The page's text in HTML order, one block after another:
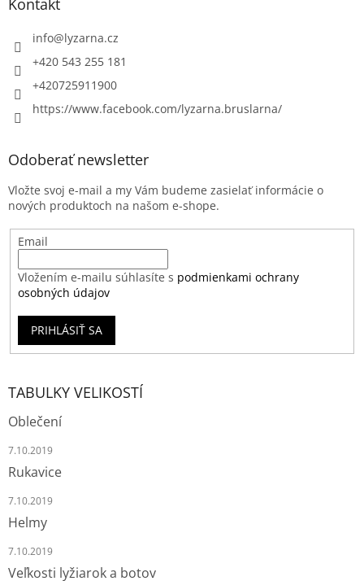
Kontakt
info@lyzarna.cz
+420 543 255 181
+420725911900
https://www.facebook.com/lyzarna.bruslarna/
Odoberať newsletter
Vložte svoj e-mail a my Vám budeme zasielať informácie o
nových produktoch na našom e-shope.
Email
Vložením e-mailu súhlasíte s podmienkami ochrany
osobných údajov
PRIHLÁSIŤ SA
TABULKY VELIKOSTÍ
Oblečení
7.10.2019
Rukavice
7.10.2019
Helmy
7.10.2019
Veľkosti lyžiarok a botov